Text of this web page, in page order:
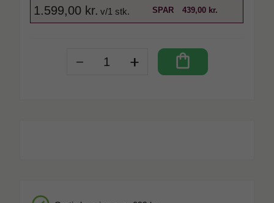
1.599,00 kr. v/1 stk. SPAR 439,00 kr.
- + shopping_bag